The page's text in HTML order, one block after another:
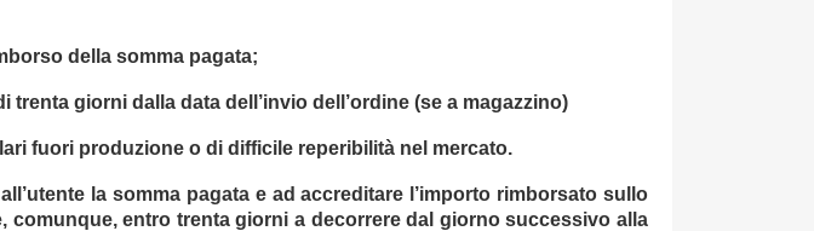
della somma pagata;
giorni dalla data dell’invio dell’ordine (se a magazzino)
fuori produzione o di difficile reperibilità nel mercato.
la somma pagata e ad accreditare l’importo rimborsato sullo
comunque, entro trenta giorni a decorrere dal giorno successivo alla